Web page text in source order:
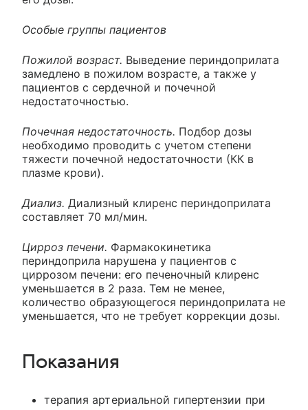
Особые группы пациентов
Пожилой возраст. Выведение периндоприлата
замедлено в пожилом возрасте, а также у
пациентов с сердечной и почечной
недостаточностью.
Почечная недостаточность. Подбор дозы
необходимо проводить с учетом степени
тяжести почечной недостаточности (КК в
плазме крови).
Диализ. Диализный клиренс периндоприлата
составляет 70 мл/мин.
Цирроз печени. Фармакокинетика
периндоприла нарушена у пациентов с
циррозом печени: его печеночный клиренс
уменьшается в 2 раза. Тем не менее,
количество образующегося периндоприлата не
уменьшается, что не требует коррекции дозы.
Показания
терапия артериальной гипертензии при